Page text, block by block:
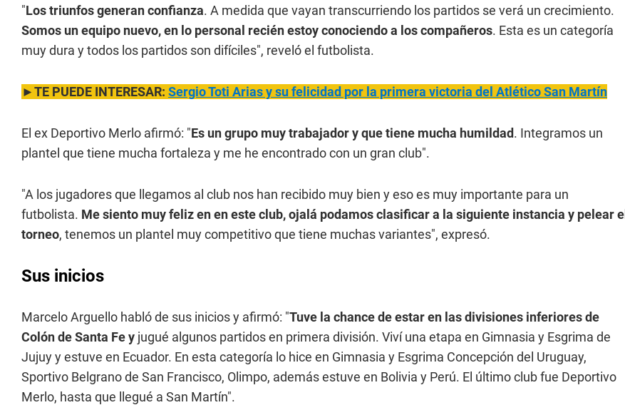
"Los triunfos generan confianza. A medida que vayan transcurriendo los partidos se verá un crecimiento.
Somos un equipo nuevo, en lo personal recién estoy conociendo a los compañeros. Esta es un categoría
muy dura y todos los partidos son difíciles", reveló el futbolista.
►TE PUEDE INTERESAR: Sergio Toti Arias y su felicidad por la primera victoria del Atlético San Martín
El ex Deportivo Merlo afirmó: "Es un grupo muy trabajador y que tiene mucha humildad. Integramos un
plantel que tiene mucha fortaleza y me he encontrado con un gran club".
"A los jugadores que llegamos al club nos han recibido muy bien y eso es muy importante para un
futbolista. Me siento muy feliz en en este club, ojalá podamos clasificar a la siguiente instancia y pelear el
torneo, tenemos un plantel muy competitivo que tiene muchas variantes", expresó.
Sus inicios
Marcelo Arguello habló de sus inicios y afirmó: "Tuve la chance de estar en las divisiones inferiores de
Colón de Santa Fe y jugué algunos partidos en primera división. Viví una etapa en Gimnasia y Esgrima de
Jujuy y estuve en Ecuador. En esta categoría lo hice en Gimnasia y Esgrima Concepción del Uruguay,
Sportivo Belgrano de San Francisco, Olimpo, además estuve en Bolivia y Perú. El último club fue Deportivo
Merlo, hasta que llegué a San Martín".